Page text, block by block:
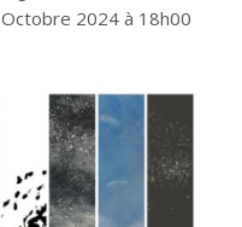
2024 à 18h00